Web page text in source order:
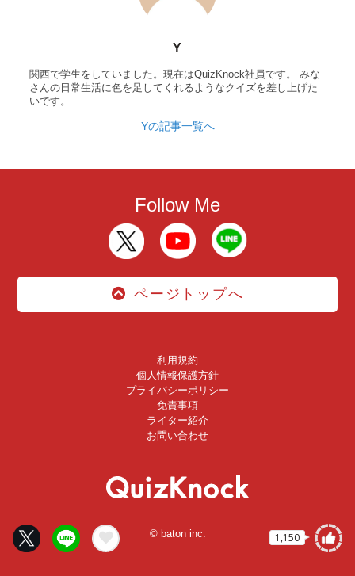
1,150
Y
関西で学生をしていました。現在はQuizKnock社員です。 みな
さんの日常生活に色を足してくれるようなクイズを差し上げた
いです。
Yの記事一覧へ
Follow Me
ページトップへ
利用規約
個人情報保護方針
プライバシーポリシー
免責事項
ライター紹介
お問い合わせ
© baton inc.